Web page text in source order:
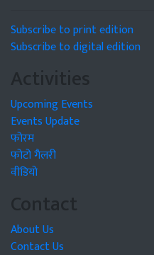
Subscribe to print edition
Subscribe to digital edition
Activities
Upcoming Events
Events Update
फोरम
फोटो गैलरी
वीडियो
Contact
About Us
Contact Us